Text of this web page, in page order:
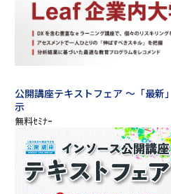
公開講座テキストフェア ～「最新
示